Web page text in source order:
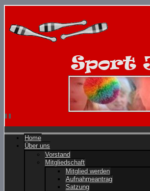
Home
Über uns
Vorstand
Mitgliedschaft
Mitglied werden
Aufnahmeantrag
Satzung